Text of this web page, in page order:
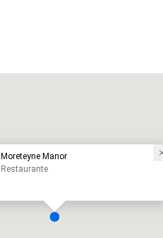
Moreteyne Manor
Restaurante